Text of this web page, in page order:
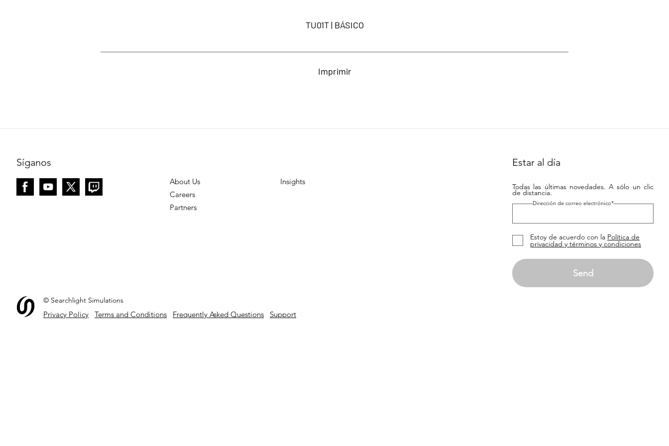
TU01T | BÁSICO
Imprimir
Síganos
About Us
Careers
Partners
Insights
Estar al día
Todas las últimas novedades. A sólo un clic
de distancia.
Dirección de correo electrónico*
Estoy de acuerdo con la Política de
privacidad y términos y condiciones
Send
© Searchlight Simulations
Privacy Policy Terms and Conditions Frequently Asked Questions Support